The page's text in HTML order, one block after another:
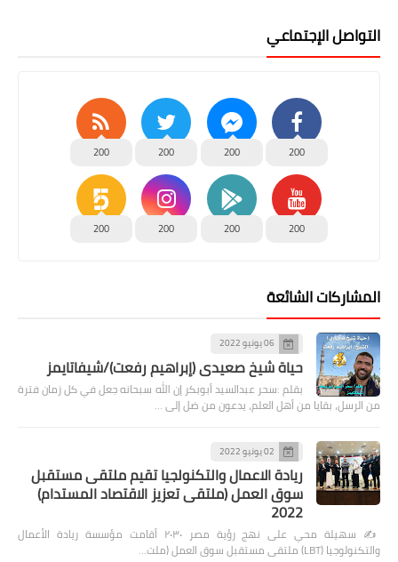
التواصل الإجتماعي
200
200
200
200
200
200
200
200
المشاركات الشائعة
06 يونيو 2022
حياة شيخ صعيدى (إبراهيم رفعت)/شيفاتايمز
بقلم :سحر عبدالسيد أبوبكر إن الله سبحانه جعل في كل زمان فترة
من الرسل، بقايا من أهل العلم، يدعون من ضل إلى …
02 يونيو 2022
ريادة الاعمال والتكنولجيا تقيم ملتقى مستقبل
سوق العمل (ملتقى تعزيز الاقتصاد المستدام)
2022
✍️ سهيلة محي على نهج رؤية مصر ٢٠٣٠ أقامت مؤسسة ريادة الأعمال
والتكنولوجيا (LBT) ملتقى مستقبل سوق العمل (ملت…